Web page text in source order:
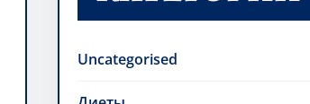
Uncategorised